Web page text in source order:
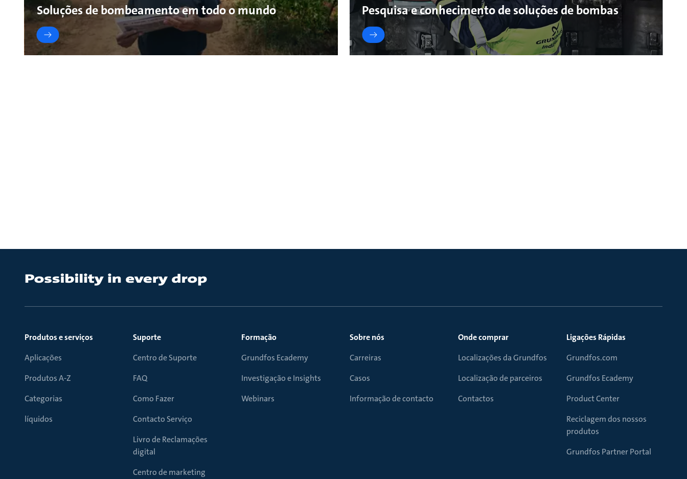
Soluções de bombeamento em todo o mundo Pesquisa e conhecimento de soluções de bombas
Produtos e serviços
Aplicações
Produtos A-Z
Categorias
líquidos
Suporte
Centro de Suporte
FAQ
Como Fazer
Contacto Serviço
Livro de Reclamações
digital
Centro de marketing
Formação
Grundfos Ecademy
Investigação e Insights
Webinars
Sobre nós
Carreiras
Casos
Informação de contacto
Onde comprar
Localizações da Grundfos
Localização de parceiros
Contactos
Ligações Rápidas
Grundfos.com
Grundfos Ecademy
Product Center
Reciclagem dos nossos
produtos
Grundfos Partner Portal